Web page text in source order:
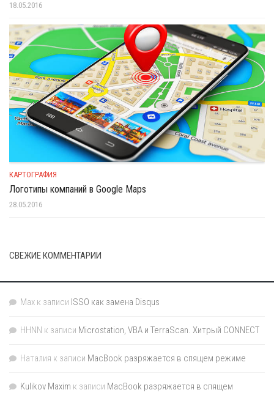
18.05.2016
КАРТОГРАФИЯ
Логотипы компаний в Google Maps
28.05.2016
СВЕЖИЕ КОММЕНТАРИИ
Max к записи ISSO как замена Disqus
HHNN к записи Microstation, VBA и TerraScan. Хитрый CONNECT
Наталия к записи MacBook разряжается в спящем режиме
Kulikov Maxim к записи MacBook разряжается в спящем